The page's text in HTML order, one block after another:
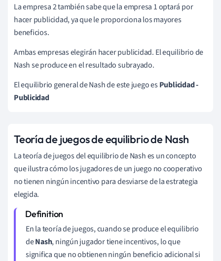
La empresa 2 también sabe que la empresa 1 optará por
hacer publicidad, ya que le proporciona los mayores
beneficios.
Ambas empresas elegirán hacer publicidad. El equilibrio de
Nash se produce en el resultado subrayado.
El equilibrio general de Nash de este juego esPublicidad -
Publicidad
Teoría de juegos de equilibrio de Nash
La teoría de juegos del equilibrio de Nash es un concepto
que ilustra cómo los jugadores de un juego no cooperativo
no tienen ningún incentivo para desviarse de la estrategia
elegida.
En la teoría de juegos, cuando se produce el equilibrio
deNash, ningún jugador tiene incentivos, lo que
significa que no obtienen ningún beneficio adicional si